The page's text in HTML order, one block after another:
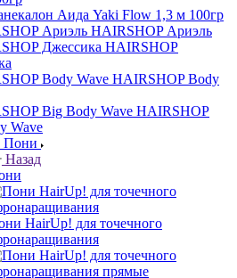
Аида Yaki Flow 1,3 м 100гр
HAIRSHOP Ариэль
HAIRSHOP
HAIRSHOP Body
HAIRSHOP
Wave
Пони
Назад
HairUp! для точечного